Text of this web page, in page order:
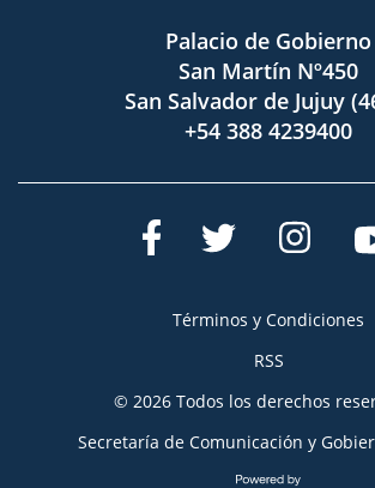
Palacio de Gobierno
San Martín Nº450
San Salvador de Jujuy
+54 388 4239400
Términos y Condiciones
RSS
© 2026 Todos los derechos
Secretaría de Comunicación y